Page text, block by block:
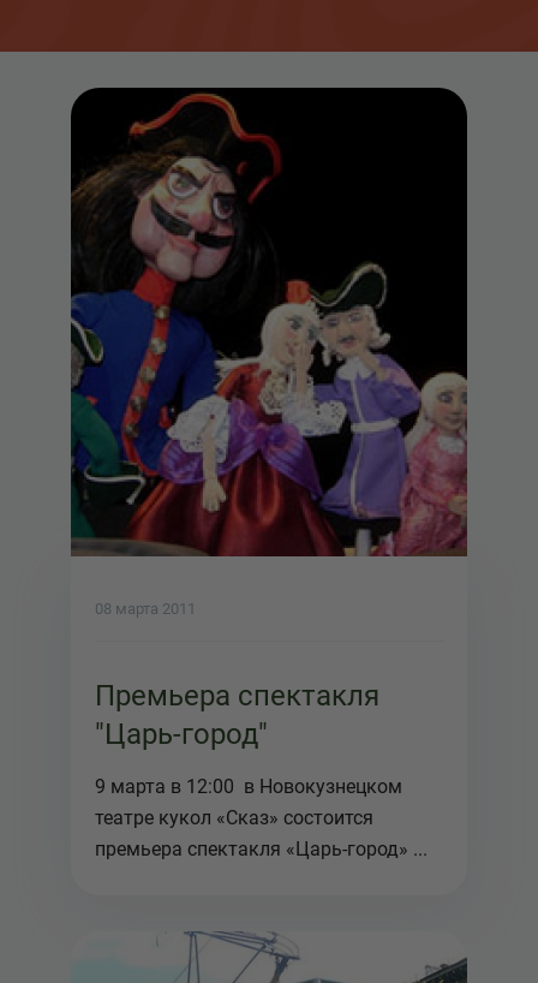
08 марта 2011
Премьера спектакля
"Царь-город"
9 марта в 12:00 в Новокузнецком
театре кукол «Сказ» состоится
премьера спектакля «Царь-город» ...